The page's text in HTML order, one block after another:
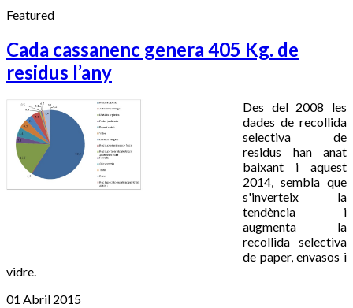
Featured
Cada cassanenc genera 405 Kg. de
residus l’any
Des del 2008 les
dades de recollida
selectiva de
residus han anat
baixant i aquest
2014, sembla que
s'inverteix la
tendència i
augmenta la
recollida selectiva
de paper, envasos i
vidre.
01 Abril 2015